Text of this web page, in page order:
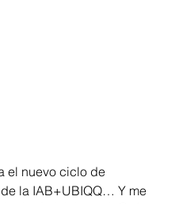
la IAB+UBIQQ… Y me